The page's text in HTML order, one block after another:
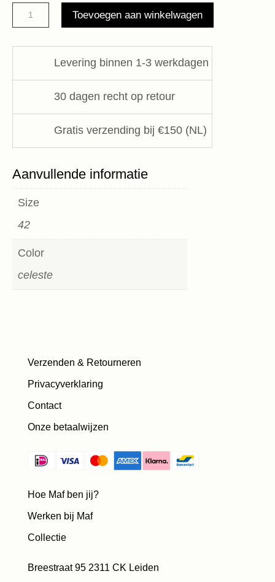
Pantalon
SS260231
Toevoegen aan winkelwagen
Levering binnen 1-3 werkdagen
30 dagen recht op retour
Gratis verzending bij €150 (NL)
Aanvullende informatie
Size
42
Color
celeste
Verzenden & Retourneren
Privacyverklaring
Contact
Onze betaalwijzen
Hoe Maf ben jij?
Werken bij Maf
Collectie
Breestraat 95 2311 CK Leiden